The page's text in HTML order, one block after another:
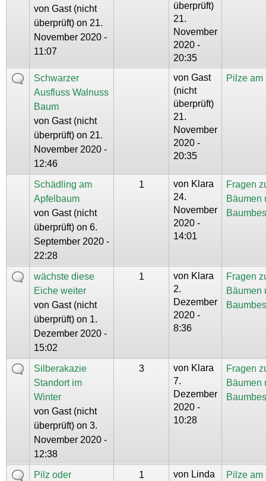
von Gast (nicht
überprüft) on 21.
November 2020 -
11:07
überprüft)
21.
November
2020 -
20:35
Schwarzer
Ausfluss Walnuss
Baum
von Gast (nicht
überprüft) on 21.
November 2020 -
12:46
von Gast
(nicht
überprüft)
21.
November
2020 -
20:35
Pilze am
Schädling am
Apfelbaum
von Gast (nicht
überprüft) on 6.
September 2020 -
22:28
1 von Klara
24.
November
2020 -
14:01
Fragen
Bäumen
wächste diese
Eiche weiter
von Gast (nicht
überprüft) on 1.
Dezember 2020 -
15:02
1 von Klara
2.
Dezember
2020 -
8:36
Fragen
Bäumen
Silberakazie
Standort im
Winter
von Gast (nicht
überprüft) on 3.
November 2020 -
12:38
3 von Klara
7.
Dezember
2020 -
10:28
Fragen
Bäumen
Pilz oder 1 von Linda Pilze am